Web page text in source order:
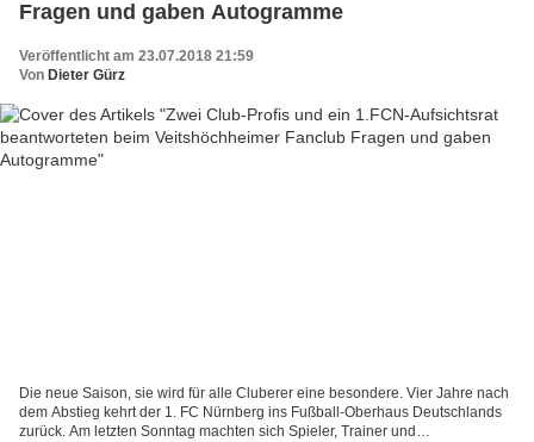
Fragen und gaben Autogramme
Veröffentlicht am 23.07.2018 21:59
Von Dieter Gürz
Die neue Saison, sie wird für alle Cluberer eine besondere. Vier Jahre nach
dem Abstieg kehrt der 1. FC Nürnberg ins Fußball-Oberhaus Deutschlands
zurück. Am letzten Sonntag machten sich Spieler, Trainer und